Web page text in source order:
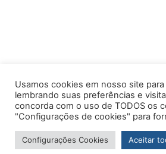
Usamos cookies em nosso site
lembrando suas preferências e
concorda com o uso de TODOS os
"Configurações de cookies" para
Configurações Cookies Aceitar